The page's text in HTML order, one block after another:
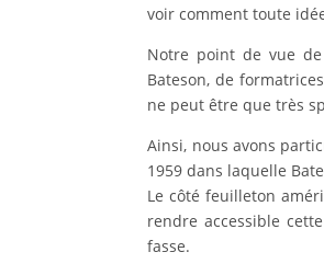
voir comment toute
Notre point de vue de
Bateson, de
ne peut être que très
Ainsi, nous avons
1959 dans laquelle
Le côté feuilleton
rendre accessible
fasse.